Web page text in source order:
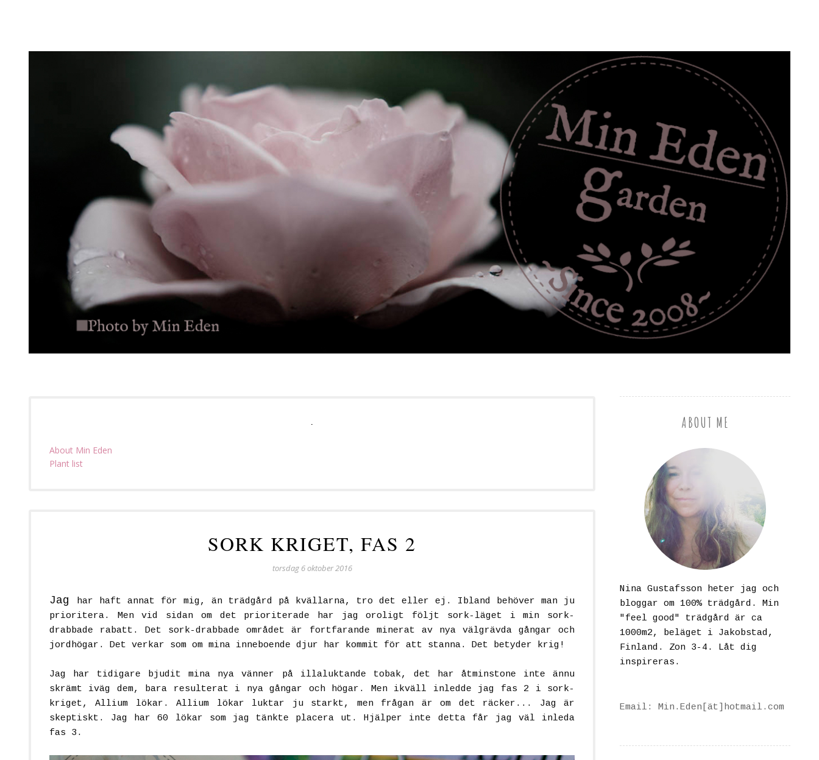
About Min Eden
Plant list
SORK KRIGET, FAS 2
torsdag 6 oktober 2016
Jag
har haft annat för mig, än trädgård på kvällarna, tro det eller ej. Ibland behöver man ju
prioritera. Men vid sidan om det prioriterade har jag oroligt följt sork-läget i min sork-
drabbade rabatt. Det sork-drabbade området är fortfarande minerat av nya välgrävda gångar och
jordhögar. Det verkar som om mina inneboende djur har kommit för att stanna. Det betyder krig!
Jag har tidigare bjudit mina nya vänner på illaluktande tobak, det har åtminstone inte ännu
skrämt iväg dem, bara resulterat i nya gångar och högar. Men ikväll inledde jag fas 2 i sork-
kriget, Allium lökar. Allium lökar luktar ju starkt, men frågan är om det räcker... Jag är
skeptiskt. Jag har 60 lökar som jag tänkte placera ut. Hjälper inte detta får jag väl inleda
fas 3.
ABOUT ME
Nina Gustafsson heter jag och
bloggar om 100% trädgård. Min
"feel good" trädgård är ca
1000m2, beläget i Jakobstad,
Finland. Zon 3-4. Låt dig
inspireras.
Email: Min.Eden[ät]hotmail.com